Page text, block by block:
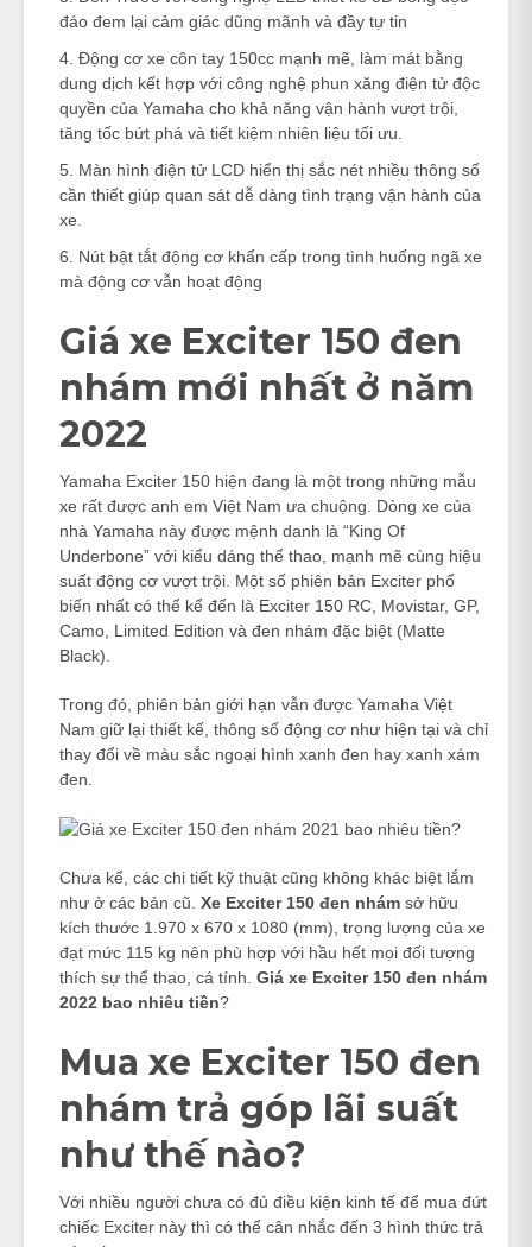
đáo đem lại cảm giác dũng mãnh và đầy tự tin
Động cơ xe côn tay 150cc mạnh mẽ, làm mát bằng
dung dịch kết hợp với công nghệ phun xăng điện tử độc
quyền của Yamaha cho khả năng vận hành vượt trội,
tăng tốc bứt phá và tiết kiệm nhiên liệu tối ưu.
Màn hình điện tử LCD hiển thị sắc nét nhiều thông số
cần thiết giúp quan sát dễ dàng tình trạng vận hành của
xe.
Nút bật tắt động cơ khẩn cấp trong tình huống ngã xe
mà động cơ vẫn hoạt động
Giá xe Exciter 150 đen
nhám mới nhất ở năm
2022
Yamaha Exciter 150 hiện đang là một trong những mẫu
xe rất được anh em Việt Nam ưa chuộng. Dòng xe của
nhà Yamaha này được mệnh danh là “King Of
Underbone” với kiểu dáng thể thao, mạnh mẽ cùng hiệu
suất động cơ vượt trội. Một số phiên bản Exciter phổ
biến nhất có thể kể đến là Exciter 150 RC, Movistar, GP,
Camo, Limited Edition và đen nhám đặc biệt (Matte
Black).
Trong đó, phiên bản giới hạn vẫn được Yamaha Việt
Nam giữ lại thiết kế, thông số động cơ như hiện tại và chỉ
thay đổi về màu sắc ngoại hình xanh đen hay xanh xám
đen.
Chưa kể, các chi tiết kỹ thuật cũng không khác biệt lắm
như ở các bản cũ. Xe Exciter 150 đen nhám sở hữu
kích thước 1.970 x 670 x 1080 (mm), trọng lượng của xe
đạt mức 115 kg nên phù hợp với hầu hết mọi đối tượng
thích sự thể thao, cá tính. Giá xe Exciter 150 đen nhám
2022 bao nhiêu tiền?
Mua xe Exciter 150 đen
nhám trả góp lãi suất
như thế nào?
Với nhiều người chưa có đủ điều kiện kinh tế để mua đứt
chiếc Exciter này thì có thể cân nhắc đến 3 hình thức trả